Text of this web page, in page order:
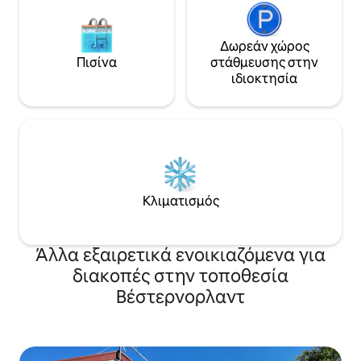
Πισίνα
Δωρεάν χώρος
στάθμευσης στην
ιδιοκτησία
Κλιματισμός
Άλλα εξαιρετικά ενοικιαζόμενα για
διακοπές στην τοποθεσία
Βέστερνορλαντ